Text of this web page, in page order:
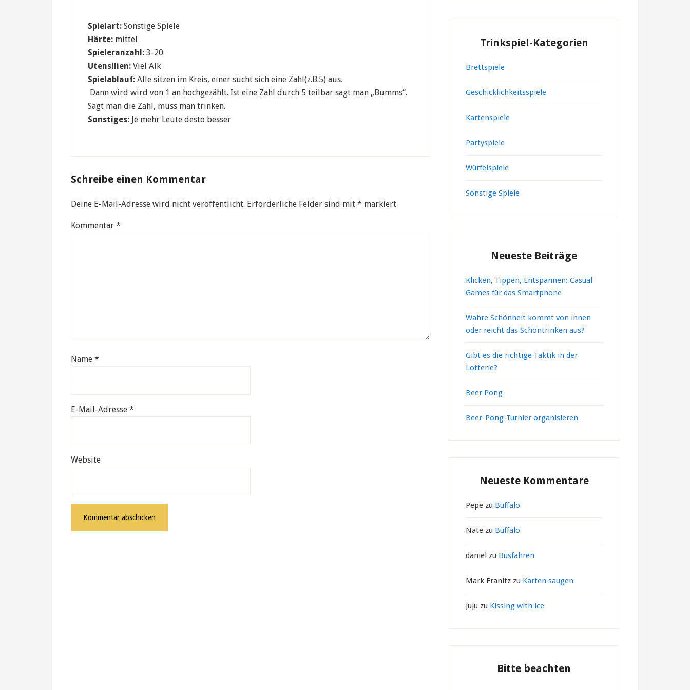
Spielart: Sonstige Spiele
Härte: mittel
Spieleranzahl: 3-20
Utensilien: Viel Alk
Spielablauf: Alle sitzen im Kreis, einer sucht sich eine Zahl(z.B.5) aus.
Dann wird wird von 1 an hochgezählt. Ist eine Zahl durch 5 teilbar sagt man „Bumms“.
Sagt man die Zahl, muss man trinken.
Sonstiges: Je mehr Leute desto besser
Reader
Schreibe einen Kommentar
Deine E-Mail-Adresse wird nicht veröffentlicht. Erforderliche Felder sind mit * markiert
Kommentar *
Name *
E-Mail-Adresse *
Website
Trinkspiel-Kategorien
Brettspiele
Geschicklichkeitsspiele
Kartenspiele
Partyspiele
Würfelspiele
Sonstige Spiele
Neueste Beiträge
Klicken, Tippen, Entspannen: Casual
Games für das Smartphone
Wahre Schönheit kommt von innen
oder reicht das Schöntrinken aus?
Gibt es die richtige Taktik in der
Lotterie?
Beer Pong
Beer-Pong-Turnier organisieren
Neueste Kommentare
Pepe zu Buffalo
Nate zu Buffalo
daniel zu Busfahren
Mark Franitz zu Karten saugen
juju zu Kissing with ice
Bitte beachten